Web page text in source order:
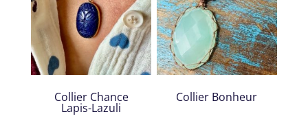
Collier Chance
Lapis-Lazuli
Collier Bonheur